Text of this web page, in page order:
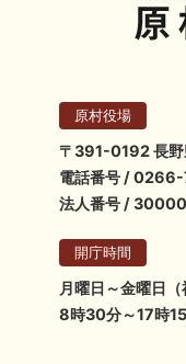
原村役場
〒391-0192 長
電話番号 /
法人番号 /
開庁時間
月曜日～金曜日（
8時30分～17時